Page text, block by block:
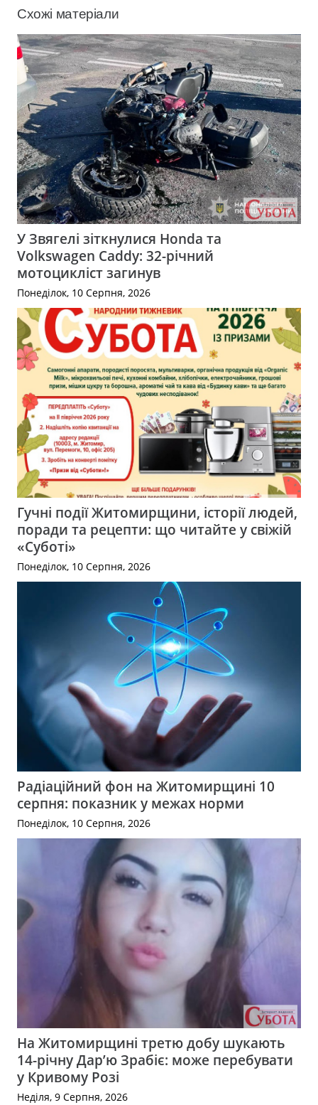
Схожі матеріали
У Звягелі зіткнулися Honda та
Volkswagen Caddy: 32-річний
мотоцикліст загинув
Понеділок, 10 Серпня, 2026
Гучні події Житомирщини, історії людей,
поради та рецепти: що читайте у свіжій
«Суботі»
Понеділок, 10 Серпня, 2026
Радіаційний фон на Житомирщині 10
серпня: показник у межах норми
Понеділок, 10 Серпня, 2026
На Житомирщині третю добу шукають
14-річну Дар’ю Зрабіє: може перебувати
у Кривому Розі
Неділя, 9 Серпня, 2026